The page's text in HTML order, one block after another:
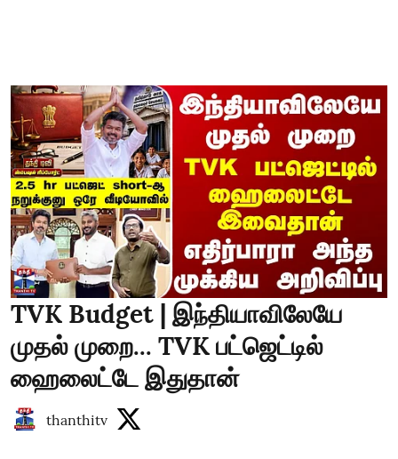
TVK Budget | இந்தியாவிலேயே
முதல் முறை... TVK பட்ஜெட்டில்
ஹைலைட்டே இதுதான்
thanthitv